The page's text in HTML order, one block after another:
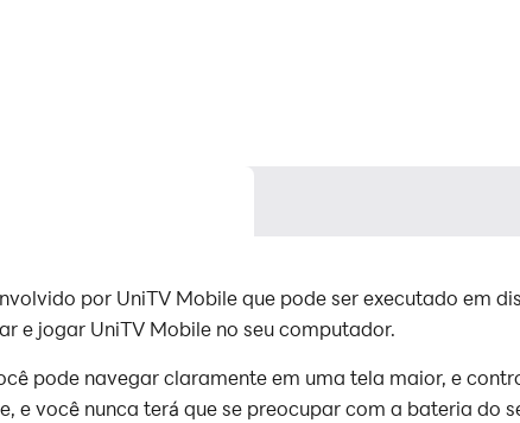
por UniTV Mobile que pode ser executado em
e jogar UniTV Mobile no seu computador.
pode navegar claramente em uma tela maior, e
e você nunca terá que se preocupar com a bateria do